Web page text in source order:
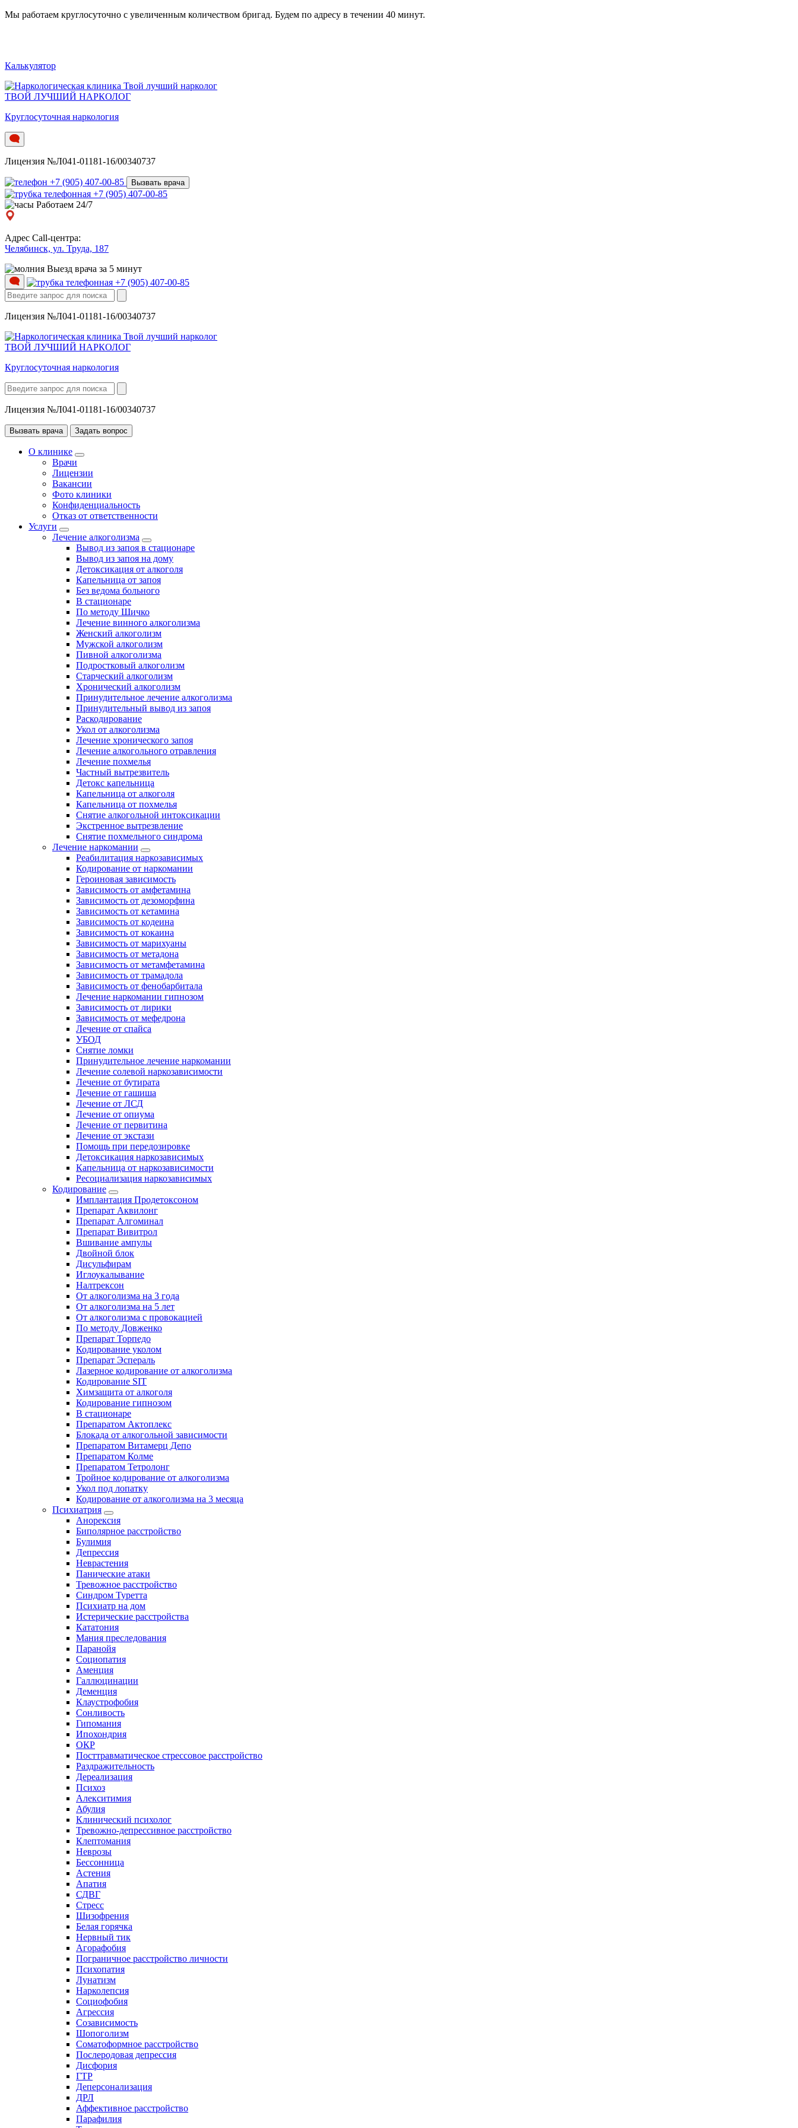
Мы работаем круглосуточно c увеличенным количеством бригад. Будем по адресу в течении 40 минут.
Калькулятор
ТВОЙ ЛУЧШИЙ НАРКОЛОГ
Круглосуточная наркология
Лицензия №Л041-01181-16/00340737
+7 (905) 407-00-85 Вызвать врача
+7 (905) 407-00-85
Работаем 24/7
Адрес Call-центра:
Челябинск, ул. Труда, 187
Выезд врача за 5 минут
+7 (905) 407-00-85
Лицензия №Л041-01181-16/00340737
ТВОЙ ЛУЧШИЙ НАРКОЛОГ
Круглосуточная наркология
Лицензия №Л041-01181-16/00340737
Вызвать врача Задать вопрос
О клинике
Врачи
Лицензии
Вакансии
Фото клиники
Конфиденциальность
Отказ от ответственности
Услуги
Лечение алкоголизма
Вывод из запоя в стационаре
Вывод из запоя на дому
Детоксикация от алкоголя
Капельница от запоя
Без ведома больного
В стационаре
По методу Шичко
Лечение винного алкоголизма
Женский алкоголизм
Мужской алкоголизм
Пивной алкоголизма
Подростковый алкоголизм
Старческий алкоголизм
Хронический алкоголизм
Принудительное лечение алкоголизма
Принудительный вывод из запоя
Раскодирование
Укол от алкоголизма
Лечение хронического запоя
Лечение алкогольного отравления
Лечение похмелья
Частный вытрезвитель
Детокс капельница
Капельница от алкоголя
Капельница от похмелья
Снятие алкогольной интоксикации
Экстренное вытрезвление
Снятие похмельного синдрома
Лечение наркомании
Реабилитация наркозависимых
Кодирование от наркомании
Героиновая зависимость
Зависимость от амфетамина
Зависимость от дезоморфина
Зависимость от кетамина
Зависимость от кодеина
Зависимость от кокаина
Зависимость от марихуаны
Зависимость от метадона
Зависимость от метамфетамина
Зависимость от трамадола
Зависимость от фенобарбитала
Лечение наркомании гипнозом
Зависимость от лирики
Зависимость от мефедрона
Лечение от спайса
УБОД
Снятие ломки
Принудительное лечение наркомании
Лечение солевой наркозависимости
Лечение от бутирата
Лечение от гашиша
Лечение от ЛСД
Лечение от опиума
Лечение от первитина
Лечение от экстази
Помощь при передозировке
Детоксикация наркозависимых
Капельница от наркозависимости
Ресоциализация наркозависимых
Кодирование
Имплантация Продетоксоном
Препарат Аквилонг
Препарат Алгоминал
Препарат Вивитрол
Вшивание ампулы
Двойной блок
Дисульфирам
Иглоукалывание
Налтрексон
От алкоголизма на 3 года
От алкоголизма на 5 лет
От алкоголизма с провокацией
По методу Довженко
Препарат Торпедо
Кодирование уколом
Препарат Эспераль
Лазерное кодирование от алкоголизма
Кодирование SIT
Химзащита от алкоголя
Кодирование гипнозом
В стационаре
Препаратом Актоплекс
Блокада от алкогольной зависимости
Препаратом Витамерц Депо
Препаратом Колме
Препаратом Тетролонг
Тройное кодирование от алкоголизма
Укол под лопатку
Кодирование от алкоголизма на 3 месяца
Психиатрия
Анорексия
Биполярное расстройство
Булимия
Депрессия
Неврастения
Панические атаки
Тревожное расстройство
Синдром Туретта
Психиатр на дом
Истерические расстройства
Кататония
Мания преследования
Паранойя
Социопатия
Аменция
Галлюцинации
Деменция
Клаустрофобия
Сонливость
Гипомания
Ипохондрия
ОКР
Посттравматическое стрессовое расстройство
Раздражительность
Дереализация
Психоз
Алекситимия
Абулия
Клинический психолог
Тревожно-депрессивное расстройство
Клептомания
Неврозы
Бессонница
Астения
Апатия
СДВГ
Стресс
Шизофрения
Белая горячка
Нервный тик
Агорафобия
Пограничное расстройство личности
Психопатия
Лунатизм
Нарколепсия
Социофобия
Агрессия
Созависимость
Шопоголизм
Соматоформное расстройство
Послеродовая депрессия
Дисфория
ГТР
Деперсонализация
ДРЛ
Аффективное расстройство
Парафилия